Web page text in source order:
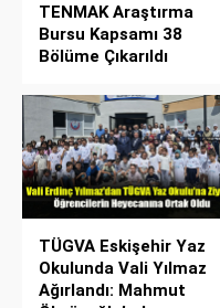
TENMAK Araştırma
Bursu Kapsamı 38
Bölüme Çıkarıldı
TÜGVA Eskişehir Yaz
Okulunda Vali Yılmaz
Ağırlandı: Mahmut